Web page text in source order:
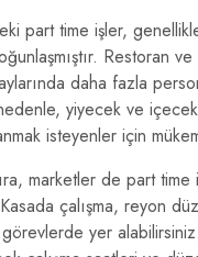
part time işler,
Restoran
daha fazla
yiyecek ve
isteyenler için
marketler de part time
çalışma, reyon
yer